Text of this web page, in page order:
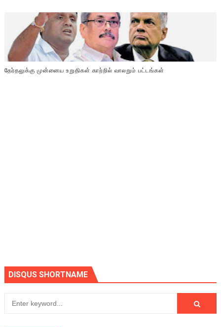
தேர்தலுக்கு முன்னைய உறுதிகள் காற்றில் வாலறும் பட்டங்கள்
DISQUS SHORTNAME